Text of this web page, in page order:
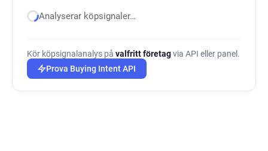
Analyserar köpsignaler…
Kör köpsignalanalys på valfritt företagvia API eller panel.
Prova Buying Intent API